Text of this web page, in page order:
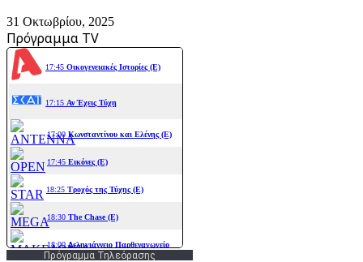
31 Οκτωβρίου, 2025
Πρόγραμμα TV
Πρόγραμμα Τηλεόρασης